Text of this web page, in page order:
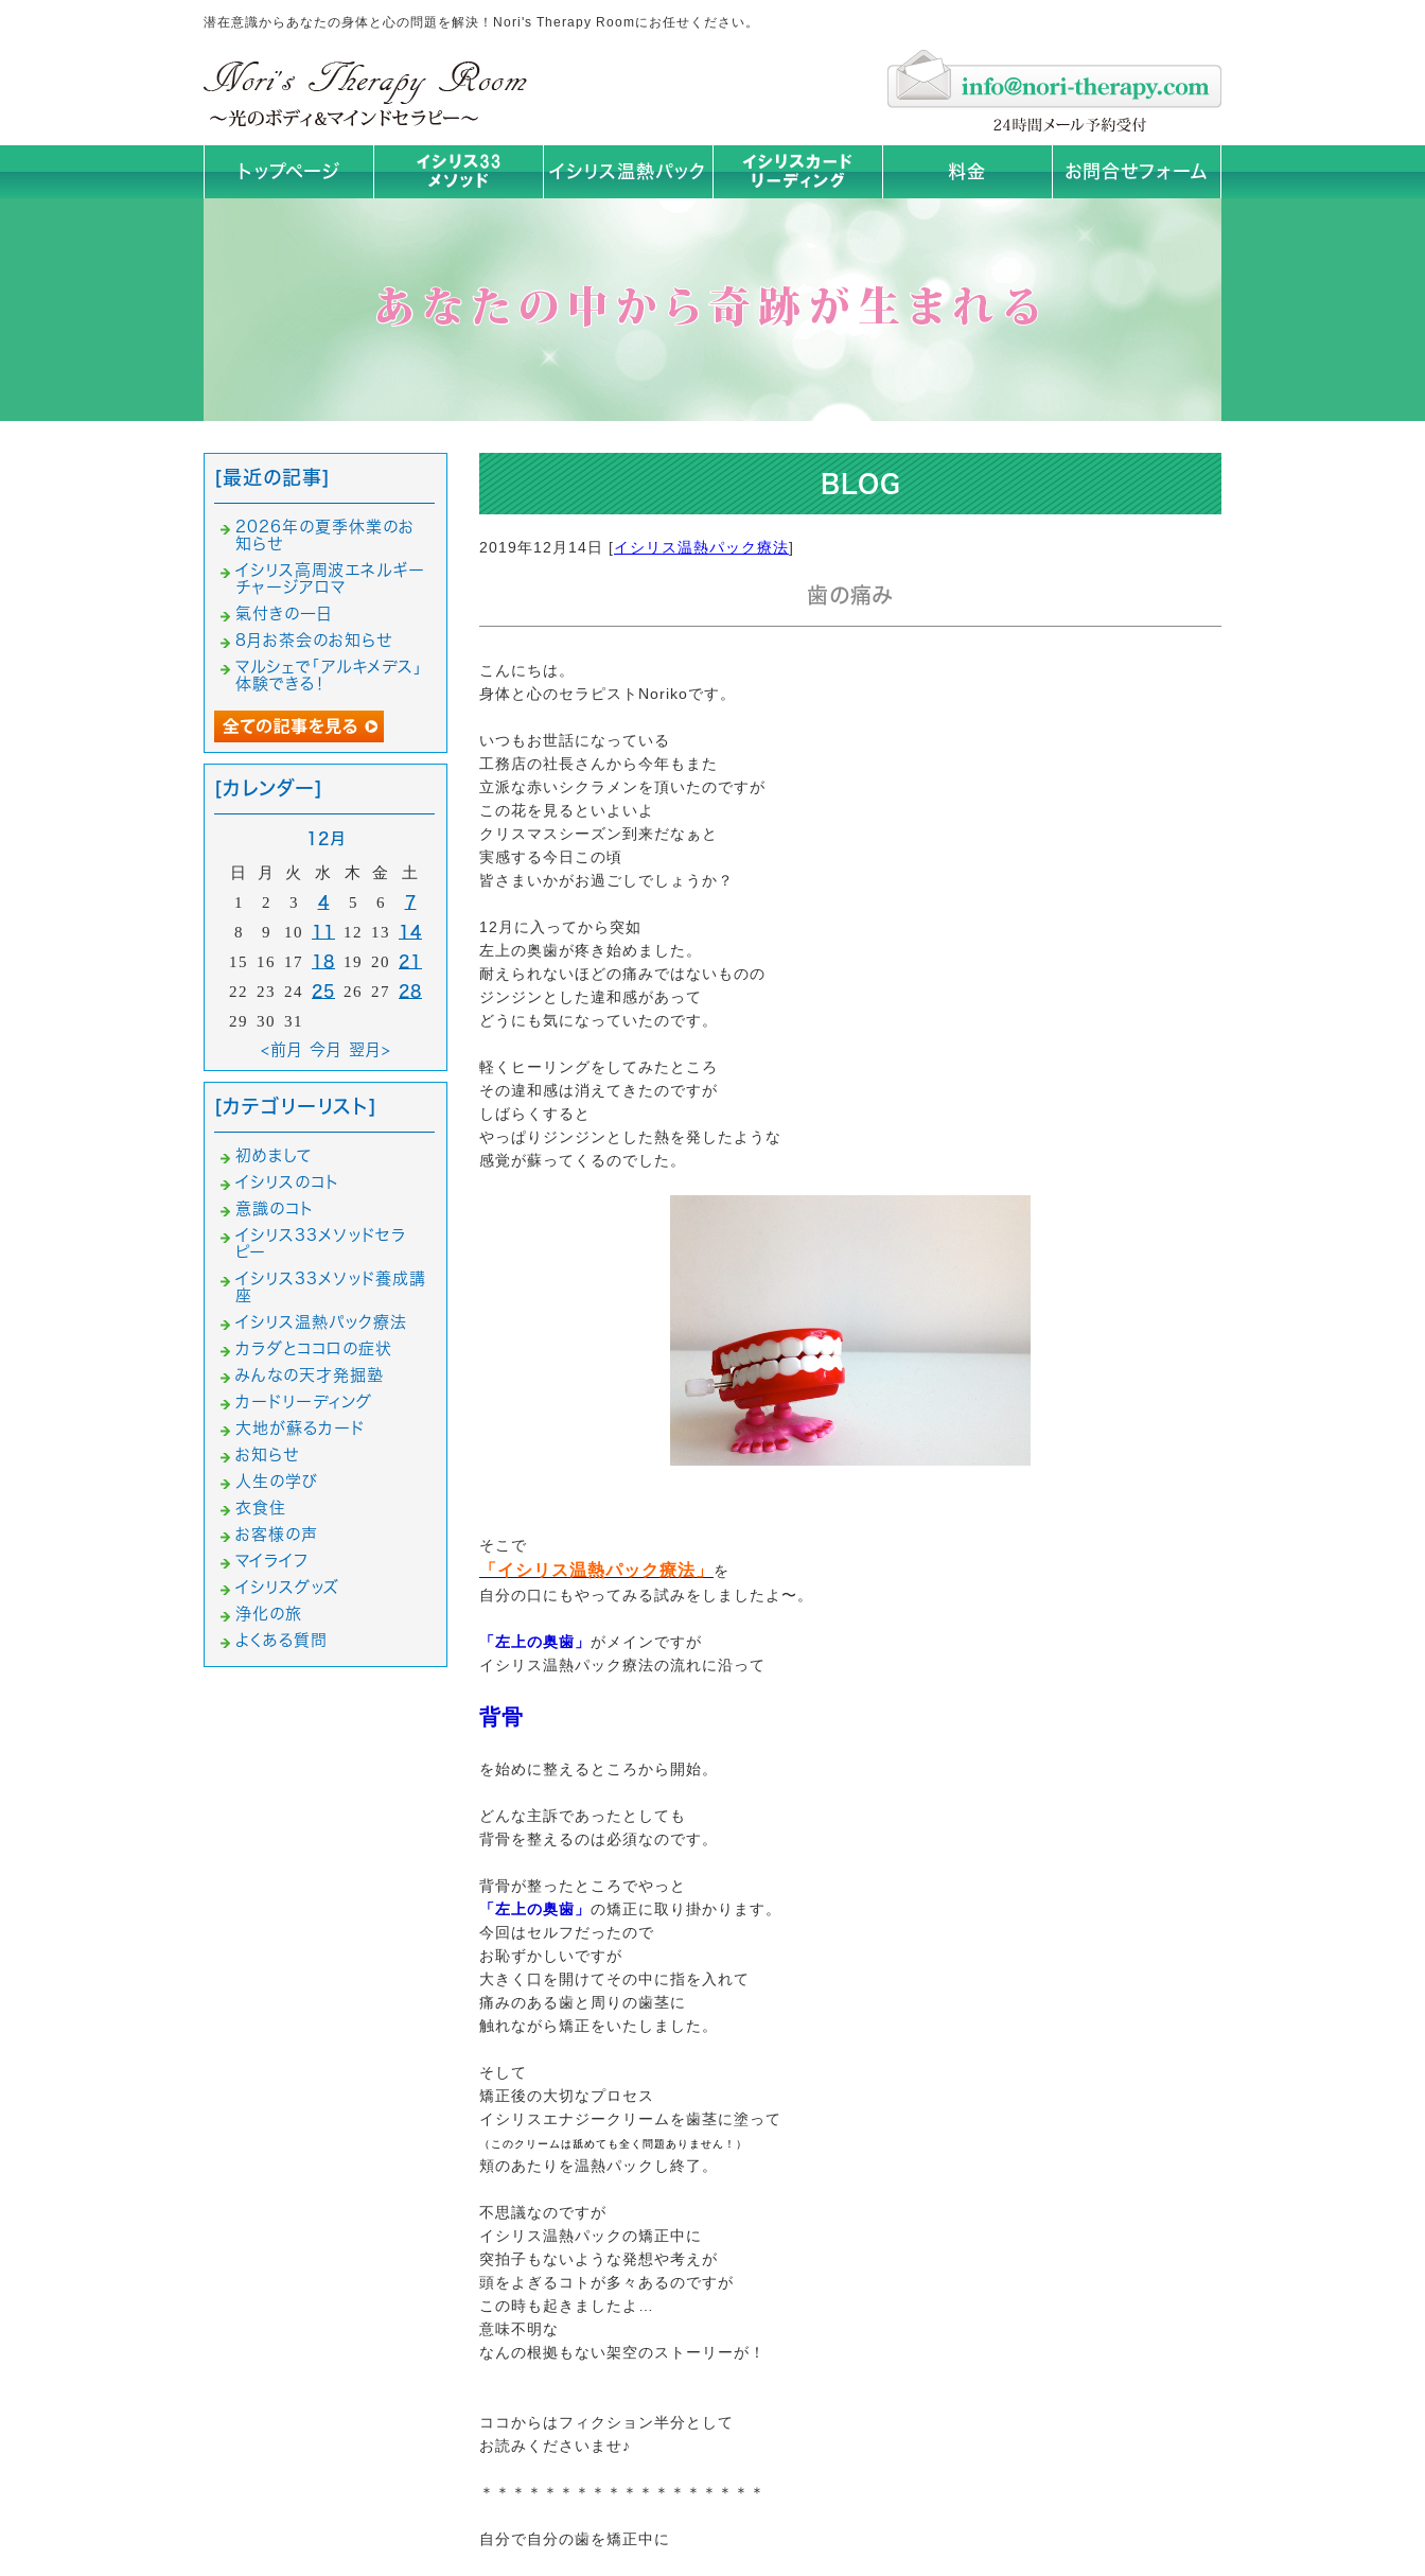
潜在意識からあなたの身体と心の問題を解決！Nori's Therapy Roomにお任せください。
トップページ イシリス温熱パック 料金 お問合せフォーム
BLOG
2019年12月14日 [イシリス温熱パック療法]
歯の痛み
こんにちは。
身体と心のセラピストNorikoです。
いつもお世話になっている
工務店の社長さんから今年もまた
立派な赤いシクラメンを頂いたのですが
この花を見るといよいよ
クリスマスシーズン到来だなぁと
実感する今日この頃
皆さまいかがお過ごしでしょうか？
12月に入ってから突如
左上の奥歯が疼き始めました。
耐えられないほどの痛みではないものの
ジンジンとした違和感があって
どうにも気になっていたのです。
軽くヒーリングをしてみたところ
その違和感は消えてきたのですが
しばらくすると
やっぱりジンジンとした熱を発したような
感覚が蘇ってくるのでした。
そこで
「イシリス温熱パック療法」 を
自分の口にもやってみる試みをしましたよ〜。
「左上の奥歯」 がメインですが
イシリス温熱パック療法の流れに沿って
背骨
を始めに整えるところから開始。
どんな主訴であったとしても
背骨を整えるのは必須なのです。
背骨が整ったところでやっと
「左上の奥歯」 の矯正に取り掛かります。
今回はセルフだったので
お恥ずかしいですが
大きく口を開けてその中に指を入れて
痛みのある歯と周りの歯茎に
触れながら矯正をいたしました。
そして
矯正後の大切なプロセス
イシリスエナジークリームを歯茎に塗って
（このクリームは舐めても全く問題ありません！）
頬のあたりを温熱パックし終了。
不思議なのですが
イシリス温熱パックの矯正中に
突拍子もないような発想や考えが
頭をよぎるコトが多々あるのですが
この時も起きましたよ…
意味不明な
なんの根拠もない架空のストーリーが！
ココからはフィクション半分として
お読みくださいませ♪
＊＊＊＊＊＊＊＊＊＊＊＊＊＊＊＊＊＊
自分で自分の歯を矯正中に
[最近の記事]
2026年の夏季休業のお
知らせ
イシリス高周波エネルギー
チャージアロマ
氣付きの一日
8月お茶会のお知らせ
マルシェで「アルキメデス」
体験できる！
[カレンダー]
12月
日 月 火 水 木 金
土
1
2 3 4 5 6 7
8 9 10 11 12 13 14
15 16 17 18 19 20 21
22 23 24 25 26 27 28
29 30 31
<前月 今月 翌月>
[カテゴリーリスト]
初めまして
イシリスのコト
意識のコト
イシリス33メソッドセラ
ピー
イシリス33メソッド養成講
座
イシリス温熱パック療法
カラダとココロの症状
みんなの天才発掘塾
カードリーディング
大地が蘇るカード
お知らせ
人生の学び
衣食住
お客様の声
マイライフ
イシリスグッズ
浄化の旅
よくある質問